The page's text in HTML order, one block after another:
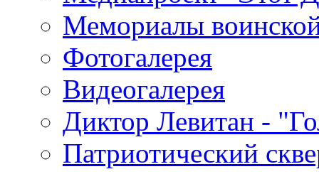
Мемориалы
Фотогалерея
Видеогалерея
Диктор Левитан -
Патриотический